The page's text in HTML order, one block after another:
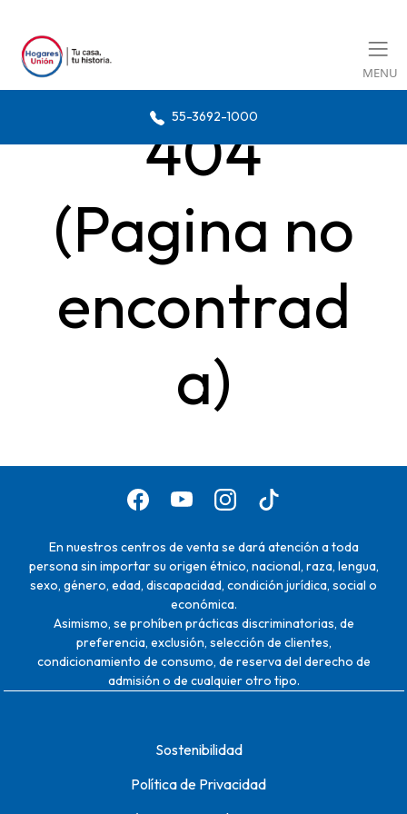
MENU
55-3692-1000
404
(Pagina no
encontrad
a)
En nuestros centros de venta se dará atención a toda
persona sin importar su origen étnico, nacional, raza, lengua,
sexo, género, edad, discapacidad, condición jurídica, social o
económica.
Asimismo, se prohíben prácticas discriminatorias, de
preferencia, exclusión, selección de clientes,
condicionamiento de consumo, de reserva del derecho de
admisión o de cualquier otro tipo.
Sostenibilidad
Política de Privacidad